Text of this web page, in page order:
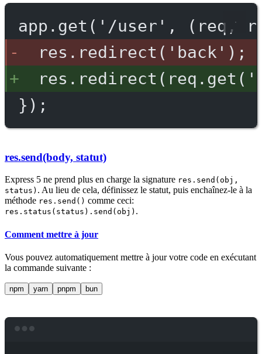
app.get('/user', (req,
res.redirect('back');
});
res.send(body, statut)
Express 5 ne prend plus en charge la signature res.send(obj,
status) . Au lieu de cela, définissez le statut, puis enchaînez-le à la
méthode res.send() comme ceci:
res.status(status).send(obj) .
Comment mettre à jour
Vous pouvez automatiquement mettre à jour votre code en exécutant
la commande suivante :
npm yarn pnpm bun